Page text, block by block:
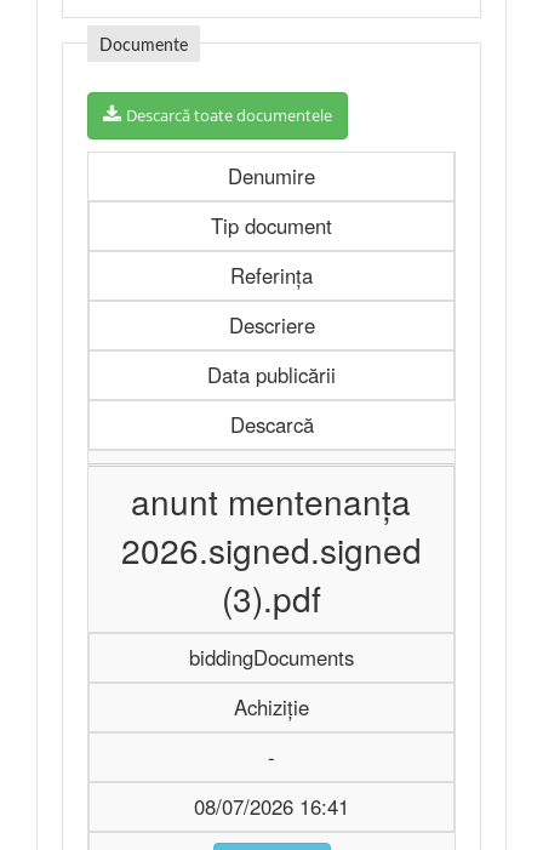
Documente
Descarcă toate documentele
Denumire
Tip document
Referința
Descriere
Data publicării
Descarcă
anunt mentenanța
2026.signed.signed
(3).pdf
biddingDocuments
Achiziție
-
08/07/2026 16:41